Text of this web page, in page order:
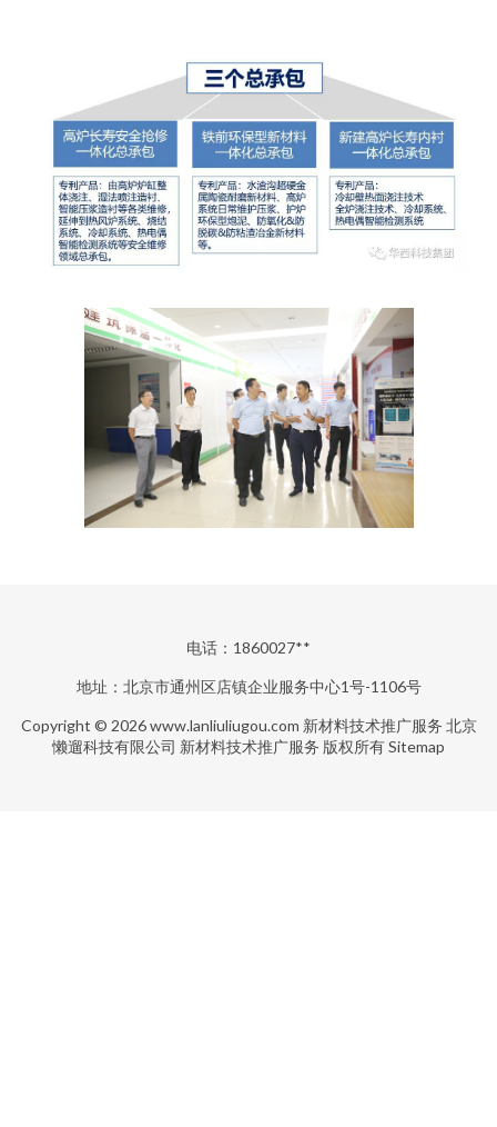
电话：1860027**
地址：北京市通州区店镇企业服务中心1号-1106号
Copyright © 2026www.lanliuliugou.com 新材料技术推广服务 北京
懒遛科技有限公司 新材料技术推广服务 版权所有Sitemap